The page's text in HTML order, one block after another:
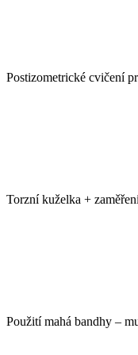
Postizometrické cvičení
Torzní kuželka +
Použití mahá bandhy –